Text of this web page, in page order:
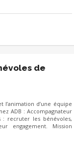
de
l’animation d’une équipe
ADB : Accompagnateur
: recruter les bénévoles,
engagement. Mission